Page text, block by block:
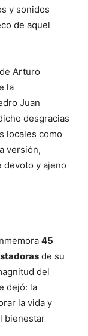
y sonidos
de aquel
Arturo
la
Juan
desgracias
locales como
versión,
devoto y ajeno
45
de su
del
dejó: la
la vida y
bienestar